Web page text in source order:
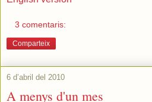
3 comentaris:
Comparteix
6 d’abril del 2010
A menys d'un mes